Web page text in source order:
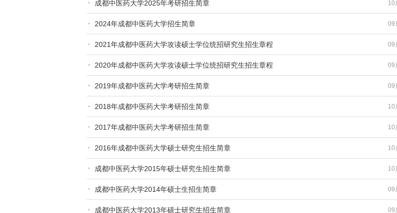
10
成都中医药大学2025年考研招生简章
09
2024年成都中医药大学招生简章
09
2021年成都中医药大学攻读硕士学位统招研究生招生章程
09
2020年成都中医药大学攻读硕士学位统招研究生招生章程
09
2019年成都中医药大学考研招生简章
10
2018年成都中医药大学考研招生简章
10
2017年成都中医药大学考研招生简章
10
2016年成都中医药大学硕士研究生招生简章
10
成都中医药大学2015年硕士研究生招生简章
09
成都中医药大学2014年硕士生招生简章
09
成都中医药大学2013年硕士研究生招生简章